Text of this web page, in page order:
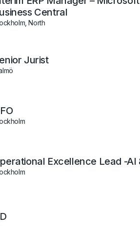
Central
North
Jurist
Excellence Lead -AI